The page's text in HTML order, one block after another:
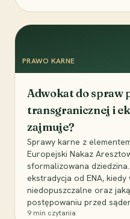
PRAWO KARNE
Adwokat do spraw
transgranicznej i
zajmuje?
Sprawy karne z
Europejski Nakaz
sformalizowana
ekstradycja od ENA,
niedopuszczalne oraz
postępowaniu przed
9 min czytania